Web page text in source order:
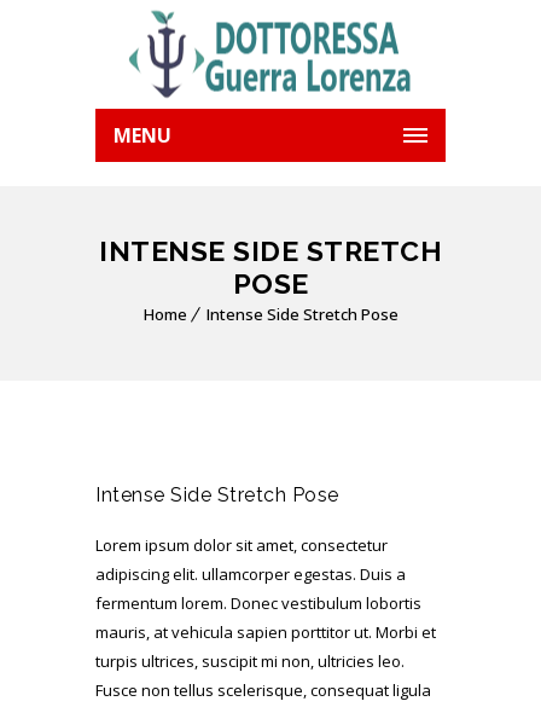
MENU
INTENSE SIDE STRETCH
POSE
Home Intense Side Stretch Pose
Intense Side Stretch Pose
Lorem ipsum dolor sit amet, consectetur
adipiscing elit. ullamcorper egestas. Duis a
fermentum lorem. Donec vestibulum lobortis
mauris, at vehicula sapien porttitor ut. Morbi et
turpis ultrices, suscipit mi non, ultricies leo.
Fusce non tellus scelerisque, consequat ligula